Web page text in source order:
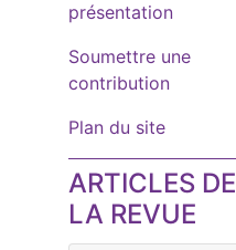
présentation
Soumettre une
contribution
Plan du site
ARTICLES DE
LA REVUE